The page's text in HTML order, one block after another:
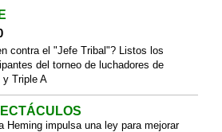
contra el "Jefe Tribal"? Listos los
del torneo de luchadores de
y Triple A
Heming impulsa una ley para mejorar